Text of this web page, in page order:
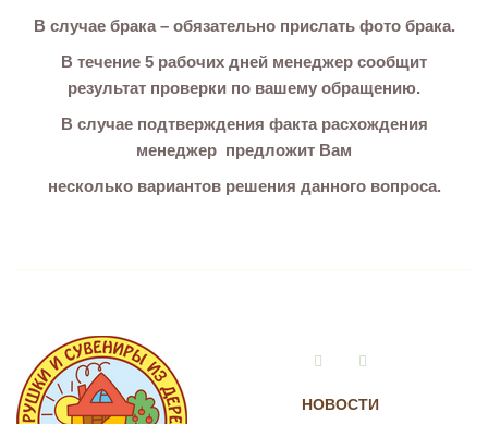
В случае брака – обязательно прислать фото брака.
В течение 5 рабочих дней менеджер сообщит
результат проверки по вашему обращению.
В случае подтверждения факта расхождения
менеджер предложит Вам
несколько вариантов решения данного вопроса.
НОВОСТИ
VkontakteInstagram